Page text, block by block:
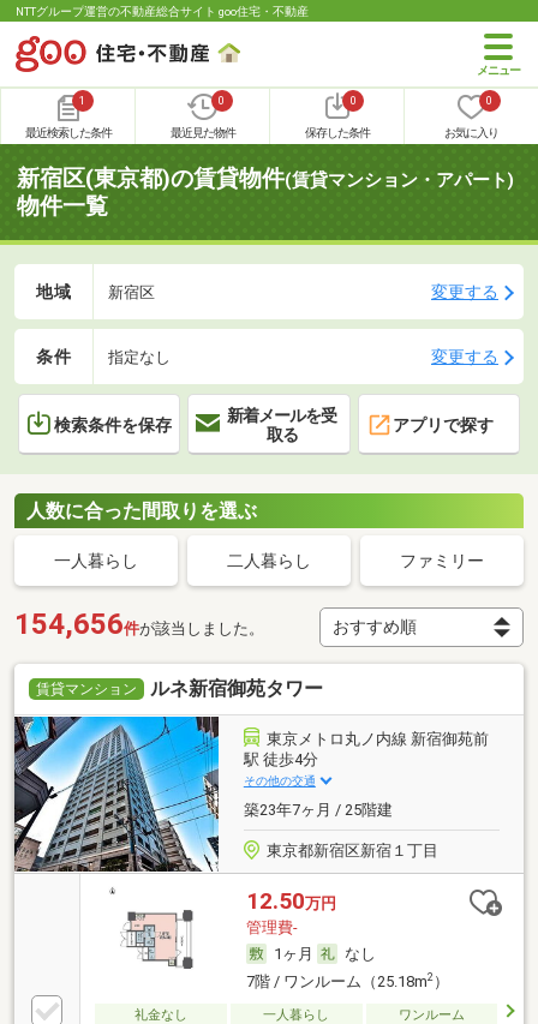
NTTグループ運営の不動産総合サイト goo住宅・不動産
1
最近検索した条件
0
最近見た物件
0
保存した条件
0
お気に入り
新宿区(東京都)の賃貸物件(賃貸マンション・アパート)
物件一覧
地域 新宿区 変更する
条件 指定なし 変更する
検索条件を保存
新着メールを受
取る
アプリで探す
人数に合った間取りを選ぶ
一人暮らし 二人暮らし ファミリー
154,656件が該当しました。
賃貸マンション ルネ新宿御苑タワー
東京メトロ丸ノ内線 新宿御苑前
駅 徒歩4分
その他の交通
築23年7ヶ月 / 25階建
東京都新宿区新宿１丁目
12.50万円
管理費-
1ヶ月
なし
7階 / ワンルーム（25.18m2）
礼金なし 一人暮らし
ワンルーム